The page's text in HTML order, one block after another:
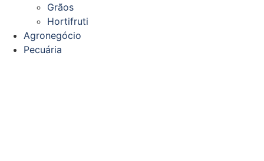
Grãos
Hortifruti
Agronegócio
Pecuária